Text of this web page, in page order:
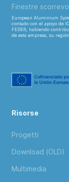
Finestre
European Aluminium
contado con el apoyo de
FEDER, habiendo
de esta empresa, su
Risorse
Progetti
Download (OLD)
Multimedia